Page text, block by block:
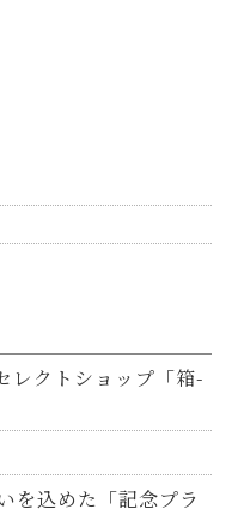
レクトショップ「箱-
を込めた「記念プラ